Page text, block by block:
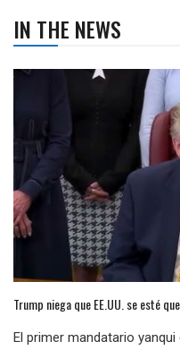
IN THE NEWS
Trump niega que EE.UU. se esté
El primer mandatario